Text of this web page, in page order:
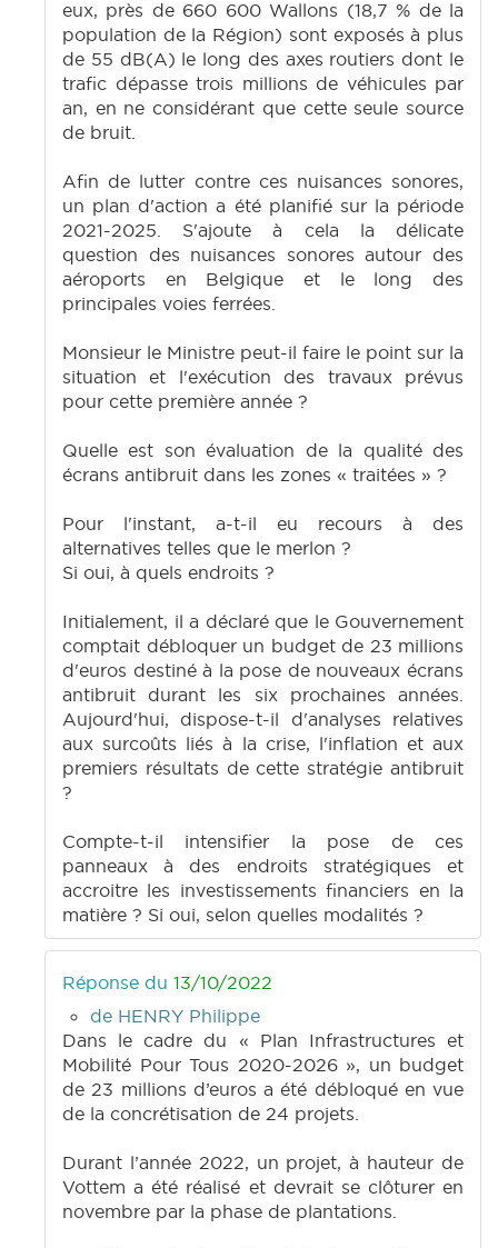
eux, près de 660 600 Wallons (18,7 % de la
population de la Région) sont exposés à plus
de 55 dB(A) le long des axes routiers dont le
trafic dépasse trois millions de véhicules par
an, en ne considérant que cette seule source
de bruit.
Afin de lutter contre ces nuisances sonores,
un plan d'action a été planifié sur la période
2021-2025. S'ajoute à cela la délicate
question des nuisances sonores autour des
aéroports en Belgique et le long des
principales voies ferrées.
Monsieur le Ministre peut-il faire le point sur la
situation et l'exécution des travaux prévus
pour cette première année ?
Quelle est son évaluation de la qualité des
écrans antibruit dans les zones « traitées » ?
Pour l'instant, a-t-il eu recours à des
alternatives telles que le merlon ?
Si oui, à quels endroits ?
Initialement, il a déclaré que le Gouvernement
comptait débloquer un budget de 23 millions
d'euros destiné à la pose de nouveaux écrans
antibruit durant les six prochaines années.
Aujourd'hui, dispose-t-il d'analyses relatives
aux surcoûts liés à la crise, l'inflation et aux
premiers résultats de cette stratégie antibruit
?
Compte-t-il intensifier la pose de ces
panneaux à des endroits stratégiques et
accroitre les investissements financiers en la
matière ? Si oui, selon quelles modalités ?
Réponse du 13/10/2022
de HENRY Philippe
Dans le cadre du « Plan Infrastructures et
Mobilité Pour Tous 2020-2026 », un budget
de 23 millions d’euros a été débloqué en vue
de la concrétisation de 24 projets.
Durant l’année 2022, un projet, à hauteur de
Vottem a été réalisé et devrait se clôturer en
novembre par la phase de plantations.